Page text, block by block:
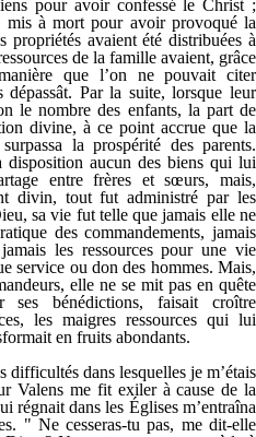
pour avoir confessé le Christ ;
mis à mort pour avoir provoqué la
propriétés avaient été distribuées à
de la famille avaient, grâce
que l’on ne pouvait citer
Par la suite, lorsque leur
le nombre des enfants, la part de
divine, à ce point accrue que la
la prospérité des parents.
disposition aucun des biens qui lui
entre frères et sœurs, mais,
divin, tout fut administré par les
sa vie fut telle que jamais elle ne
des commandements, jamais
les ressources pour une vie
service ou don des hommes. Mais,
elle ne se mit pas en quête
bénédictions, faisait croître
les maigres ressources qui lui
en fruits abondants.
dans lesquelles je m’étais
Valens me fit exiler à cause de la
régnait dans les Églises m’entraîna
" Ne cesseras-tu pas, me dit-elle